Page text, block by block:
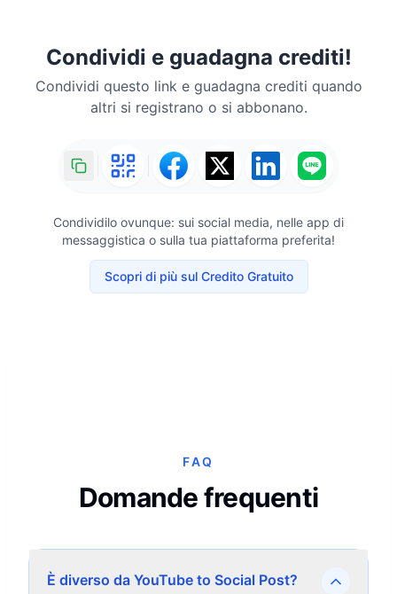
Condividi e guadagna crediti!
Condividi questo link e guadagna crediti quando
altri si registrano o si abbonano.
Condividilo ovunque: sui social media, nelle app di
messaggistica o sulla tua piattaforma preferita!
Scopri di più sul Credito Gratuito
FAQ
Domande frequenti
È diverso da YouTube to Social Post?